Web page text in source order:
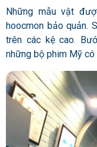
Những mẫu vật
hoocmon bảo quản.
trên các kệ cao.
những bộ phim Mỹ